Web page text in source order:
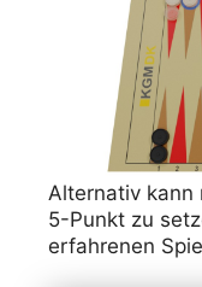
Alternativ kann
5-Punkt zu
erfahrenen